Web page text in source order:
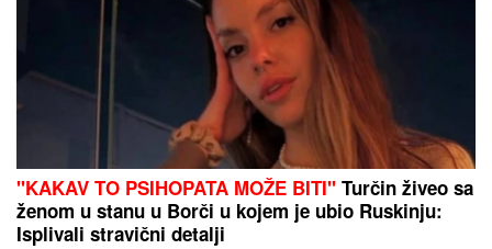
"KAKAV TO PSIHOPATA MOŽE BITI" Turčin živeo sa
ženom u stanu u Borči u kojem je ubio Ruskinju:
Isplivali stravični detalji